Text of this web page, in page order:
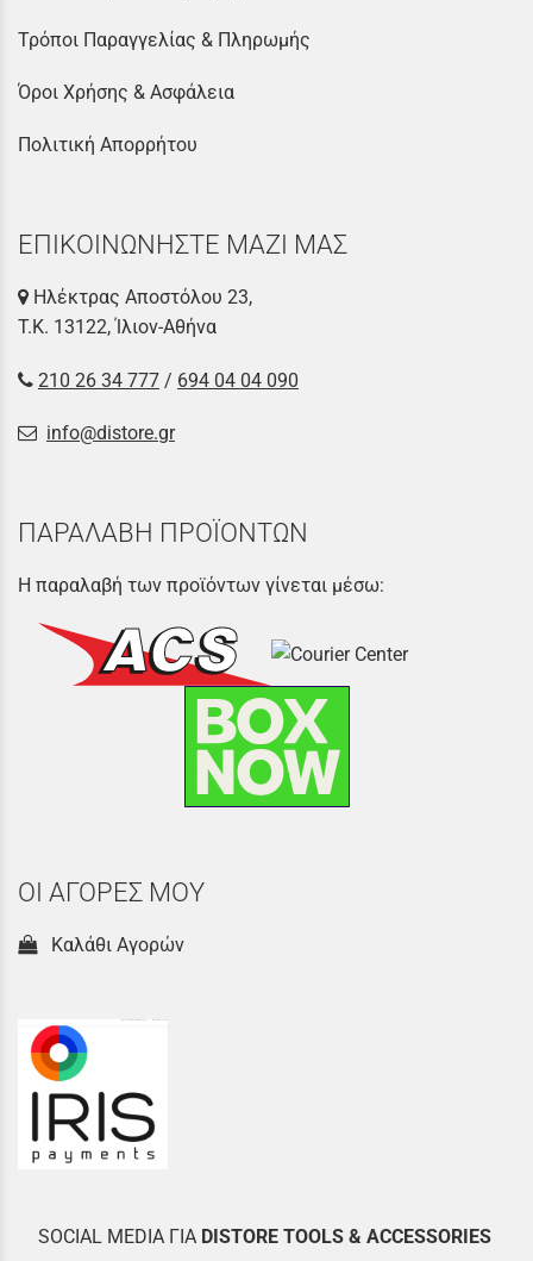
Τρόποι Παραγγελίας & Πληρωμής
Όροι Χρήσης & Ασφάλεια
Πολιτική Απορρήτου
ΕΠΙΚΟΙΝΩΝΗΣΤΕ ΜΑΖΙ ΜΑΣ
Ηλέκτρας Αποστόλου 23,
Τ.Κ. 13122, Ίλιον-Αθήνα
210 26 34 777 / 694 04 04 090
info@distore.gr
ΠΑΡΑΛΑΒΗ ΠΡΟΪΟΝΤΩΝ
Η παραλαβή των προϊόντων γίνεται μέσω:
ΟΙ ΑΓΟΡΕΣ ΜΟΥ
Καλάθι Αγορών
SOCIAL MEDIA ΓΙΑ DISTORE TOOLS & ACCESSORIES